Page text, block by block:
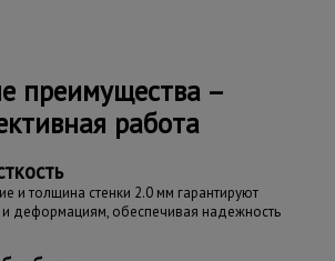
преимущества –
работа
и толщина стенки 2.0 мм гарантируют
и деформациям, обеспечивая надежность